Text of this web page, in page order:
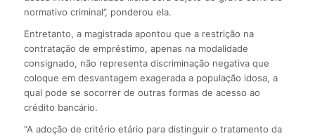
normativo criminal”, ponderou ela.
Entretanto, a magistrada apontou que a restrição na
contratação de empréstimo, apenas na modalidade
consignado, não representa discriminação negativa que
coloque em desvantagem exagerada a população idosa, a
qual pode se socorrer de outras formas de acesso ao
crédito bancário.
“A adoção de critério etário para distinguir o tratamento da